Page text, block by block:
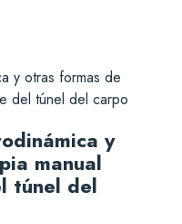
y
manual
túnel del